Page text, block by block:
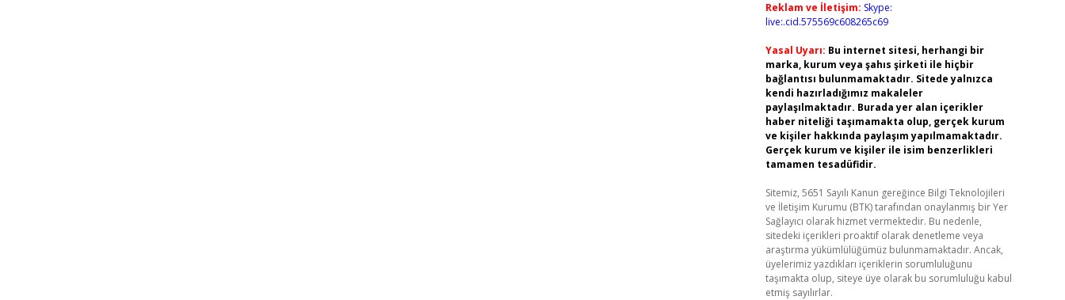
Reklam ve İletişim: Skype:
live:.cid.575569c608265c69
Yasal Uyarı: Bu internet sitesi, herhangi bir
marka, kurum veya şahıs şirketi ile hiçbir
bağlantısı bulunmamaktadır. Sitede yalnızca
kendi hazırladığımız makaleler
paylaşılmaktadır. Burada yer alan içerikler
haber niteliği taşımamakta olup, gerçek kurum
ve kişiler hakkında paylaşım yapılmamaktadır.
Gerçek kurum ve kişiler ile isim benzerlikleri
tamamen tesadüfidir.
Sitemiz, 5651 Sayılı Kanun gereğince Bilgi Teknolojileri
ve İletişim Kurumu (BTK) tarafından onaylanmış bir Yer
Sağlayıcı olarak hizmet vermektedir. Bu nedenle,
sitedeki içerikleri proaktif olarak denetleme veya
araştırma yükümlülüğümüz bulunmamaktadır. Ancak,
üyelerimiz yazdıkları içeriklerin sorumluluğunu
taşımakta olup, siteye üye olarak bu sorumluluğu kabul
etmiş sayılırlar.